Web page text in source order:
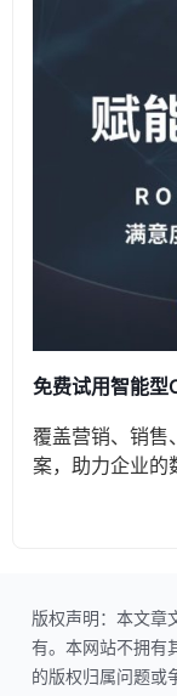
免费试用智能型
覆盖营销、销售
案，助力企业的
版权声明：本文章
有。本网站不拥有
的版权归属问题或